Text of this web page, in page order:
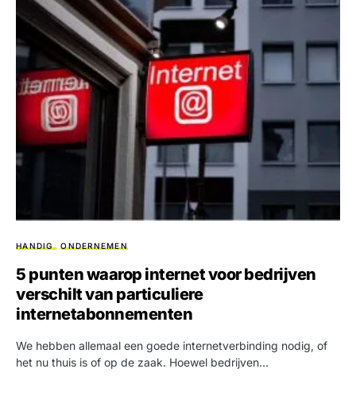
HANDIG ONDERNEMEN
5 punten waarop internet voor bedrijven
verschilt van particuliere
internetabonnementen
We hebben allemaal een goede internetverbinding nodig, of
het nu thuis is of op de zaak. Hoewel bedrijven…